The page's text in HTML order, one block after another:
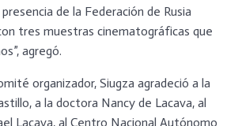
de la Federación de Rusia
tres muestras cinematográficas que
agregó.
organizador, Siugza agradeció a la
a la doctora Nancy de Lacava, al
Lacava, al Centro Nacional Autónomo